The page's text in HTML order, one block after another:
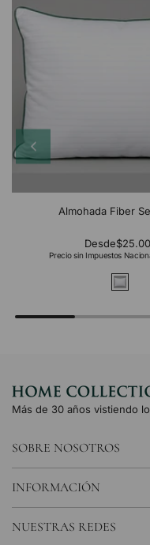
Almohada Fiber
Desde
Precio sin Impuestos
Más de 30 años vistiendo
SOBRE NOSOTROS
INFORMACIÓN
NUESTRAS REDES